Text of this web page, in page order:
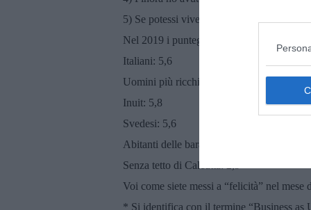
5) Se potessi vivere nuovamente la mia
Nel 2019 i punteggi medi ottenuti da
Italiani: 5,6
Uomini più ricchi d’America: 5,8
Inuit: 5,8
Svedesi: 5,6
Abitanti delle baraccopoli di Calcutta: 4,6
Senza tetto di Calcutta: 2,9
Voi come siete messi a “felicità” nel mese
* Si identifica con il termine “Business as